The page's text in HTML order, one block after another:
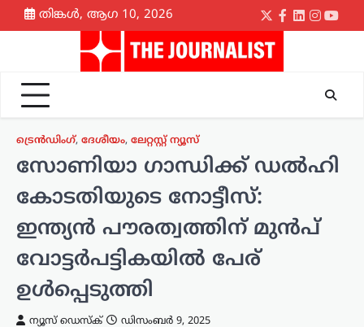
Skip
to
തിങ്കൾ, ആഗ 10, 2026
Twitter
Facebook
LinkedIn
ട്രെൻഡിംഗ്, ദേശീയം, ലേറ്റസ്റ്റ് ന്യൂസ്
സോണിയാ ഗാന്ധിക്ക് ഡൽഹി
കോടതിയുടെ നോട്ടീസ്:
ഇന്ത്യൻ പൗരത്വത്തിന് മുൻപ്
വോട്ടർപട്ടികയിൽ പേര്
ഉൾപ്പെടുത്തി
ന്യൂസ് ഡെസ്ക് ഡിസംബർ 9, 2025